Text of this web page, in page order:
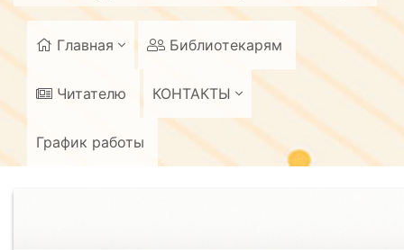
Главная Библиотекарям
Читателю КОНТАКТЫ
График работы